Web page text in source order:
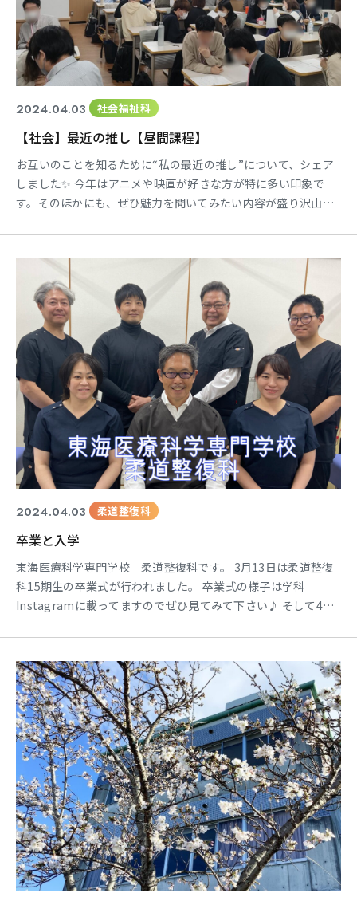
2024.04.03 社会福祉科
【社会】最近の推し【昼間課程】
お互いのことを知るために“私の最近の推し”について、シェア
しました✨ 今年はアニメや映画が好きな方が特に多い印象で
す。そのほかにも、ぜひ魅力を聞いてみたい内容が盛り沢山で
中✨ Instagram→@tokai_sw twitter→@tokai_sw
★☆★☆★☆★☆★☆
2024.04.03 柔道整復科
卒業と入学
東海医療科学専門学校 柔道整復科です。 3月13日は柔道整復
科15期生の卒業式が行われました。 卒業式の様子は学科
Instagramに載ってますのでぜひ見てみて下さい♪ そして4月1
容に不安なことも多いと思いますが、教員一同皆さんが安心し
て柔道整復師を目指せるように全力でサポートしていきます！
3年間頑張っていきましょう！！ 🍀オープンキ
東海医療科学
専門学校
東海医療科学
専門学校
東海医療科学
専門学校
東海医療科学
専門学校